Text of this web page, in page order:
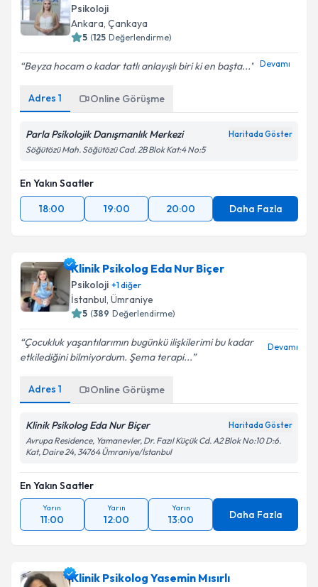
Psikoloji
Ankara, Çankaya
5 (125 Değerlendirme)
Beyza hocam o kadar tatlı anlayışlı biri ki en başta... Devamı
Adres 1 Online Görüşme
Parla Psikolojik Danışmanlık Merkezi Haritada Göster
Söğütözü Mah. Söğütözü Cad. 2B Blok Kat:4 No:5
En Yakın Saatler
18:00
19:00 20:00 Daha Fazla
Klinik Psikolog Eda Nur Biçer
Psikoloji +1diğer
İstanbul, Ümraniye
5 (389 Değerlendirme)
Çocukluk yaşantılarımın bugünkü ilişkilerimi bu kadar
etkilediğini bilmiyordum. Şema terapi...
Devamı
Adres 1 Online Görüşme
Klinik Psikolog Eda Nur Biçer Haritada Göster
Avrupa Residence, Yamanevler, Dr. Fazıl Küçük Cd. A2 Blok No:10 D:6.
Kat, Daire 24, 34764 Ümraniye/İstanbul
En Yakın Saatler
Yarın
11:00
Yarın
12:00
Yarın
13:00 Daha Fazla
Klinik Psikolog Yasemin Mısırlı